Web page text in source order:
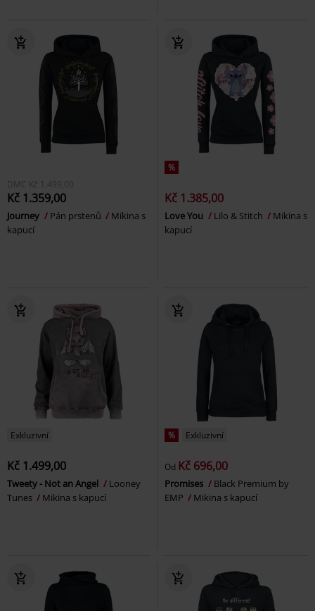
DMC Kč 1.499,00
Kč 1.359,00
Journey Pán prstenů
Mikina s
kapucí
%
Kč 1.385,00
Love You Lilo & Stitch
Mikina s
kapucí
Exkluzivní
Kč 1.499,00
Tweety - Not an Angel
Looney
Tunes
Mikina s kapucí
% Exkluzivní
Od Kč 696,00
Promises
Black Premium by
EMP
Mikina s kapucí